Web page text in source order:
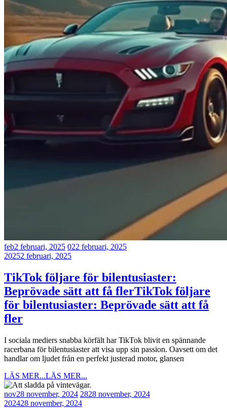
feb2 februari, 2025 022 februari, 2025
20252 februari, 2025
TikTok följare för bilentusiaster:
Beprövade sätt att få flerTikTok följare
för bilentusiaster: Beprövade sätt att få
fler
I sociala mediers snabba körfält har TikTok blivit en spännande
racerbana för bilentusiaster att visa upp sin passion. Oavsett om det
handlar om ljudet från en perfekt justerad motor, glansen
LÄS MER...LÄS MER...
nov28 november, 2024 2828 november, 2024
202428 november, 2024